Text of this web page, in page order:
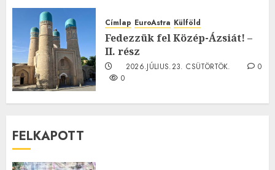
2026.JÚLIUS.23. CSÜTÖRTÖK.
0
Címlap EuroAstra Külföld
Fedezzük fel Közép-Ázsiát! –
II. rész
2026.JÚLIUS.23. CSÜTÖRTÖK.
0
0
FELKAPOTT